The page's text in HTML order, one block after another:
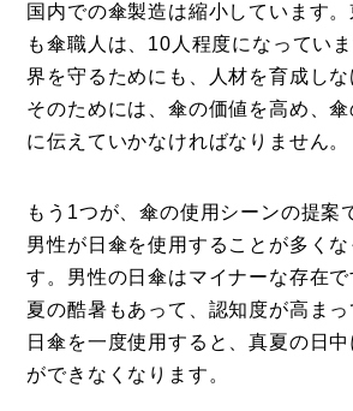
国内での傘製造は縮小しています
も傘職人は、10人程度になってい
界を守るためにも、人材を育成しな
そのためには、傘の価値を高め、
に伝えていかなければなりません。
もう1つが、傘の使用シーンの提案
男性が日傘を使用することが多く
す。男性の日傘はマイナーな存在
夏の酷暑もあって、認知度が高ま
日傘を一度使用すると、真夏の日
ができなくなります。